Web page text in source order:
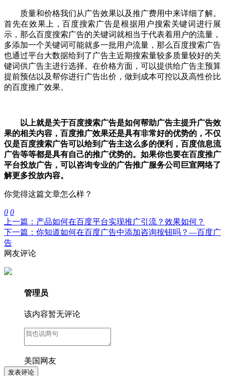
质量和价格我们从广告效果以及推广费用中来详细了解。
首先在效果上，百度搜索广告是根据用户搜索关键词进行展
示，那么百度搜索广告的关键词就相当于代表着用户的流量，
多添加一个关键词可能就多一批用户流量，那么百度搜索广告
也通过平台大数据给到了广告主近期搜索量较多质量较好的关
键词供广告主进行选择。在价格方面，可以提供给广告主预算
提前预估以及帮你进行广告出价，做到成本可控以及高性价比
的百度推广效果。
以上就是关于百度搜索广告是如何帮助广告主提升广告效
果的相关内容，百度推广效果还是具有非常好的优势的，不仅
仅是百度搜索广告可以给到广告主这么多的便利，百度信息流
广告等等都是具有自己的推广优势的。如果你也要在百度推广
平台投放广告，可以咨询专业的广告推广服务公司巨宣网络了
解更多投放内容。
你觉得这篇文章怎么样？
0 0
上一篇：产品如何在百度平台实现推广引流？效果如何？
下一篇：你知道如何在百度广告中添加咨询按钮吗？—百度广
告
网友评论
管理员
该内容暂无评论
美国网友